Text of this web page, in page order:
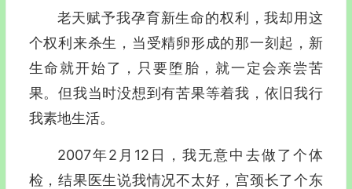
老天赋予我孕育新生命的权利，我却用这
个权利来杀生，当受精卵形成的那一刻起，新
生命就开始了，只要堕胎，就一定会亲尝苦
果。但我当时没想到有苦果等着我，依旧我行
我素地生活。
2007年2月12日，我无意中去做了个体
检，结果医生说我情况不太好，宫颈长了个东